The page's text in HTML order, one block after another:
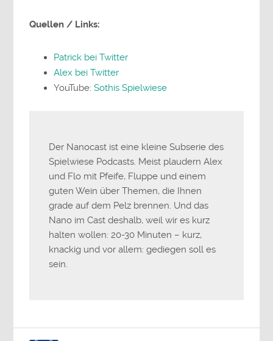
Quellen / Links:
Patrick bei Twitter
Alex bei Twitter
YouTube:Sothis Spielwiese
Der Nanocast ist eine kleine Subserie des
Spielwiese Podcasts. Meist plaudern Alex
und Flo mit Pfeife, Fluppe und einem
guten Wein über Themen, die Ihnen
grade auf dem Pelz brennen. Und das
Nano im Cast deshalb, weil wir es kurz
halten wollen: 20-30 Minuten – kurz,
knackig und vor allem: gediegen soll es
sein.